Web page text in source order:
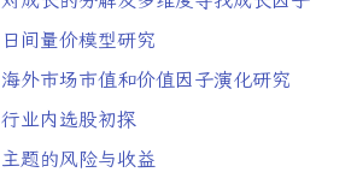
日间量价模型研究
海外市场市值和价值因子演化研究
行业内选股初探
主题的风险与收益